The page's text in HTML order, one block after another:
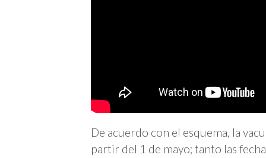
De acuerdo con el esquema, la
partir del 1 de mayo; tanto las